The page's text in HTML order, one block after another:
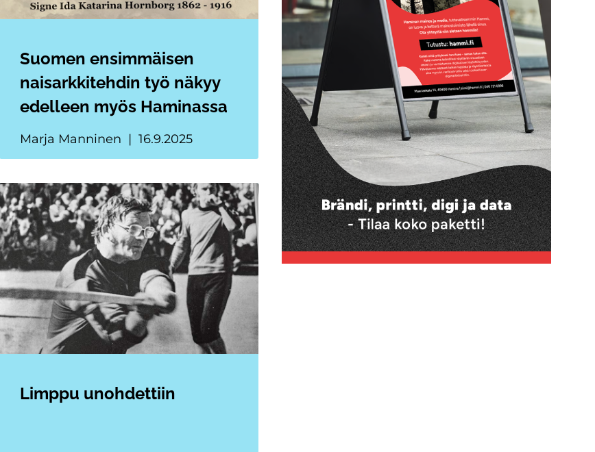
Suomen ensimmäisen
naisarkkitehdin työ näkyy
edelleen myös Haminassa
Marja Manninen 16.9.2025
Limppu unohdettiin